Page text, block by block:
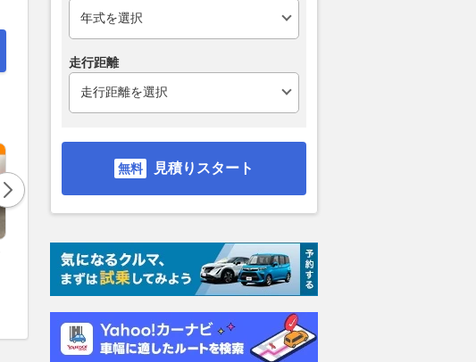
1.5 G プレミアムエデ
ィション
1.5 G ジャストセレク
ション
支払総額
1.5 G ジャストセレク
ション
支払総額
走行距離
見積りスタート